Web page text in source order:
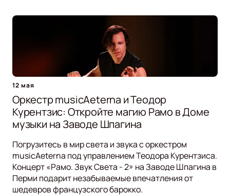
12 мая
Оркестр musicAeterna и Теодор
Курентзис: Откройте магию Рамо в Доме
музыки на Заводе Шпагина
Погрузитесь в мир света и звука с оркестром
musicAeterna под управлением Теодора Курентзиса.
Концерт «Рамо. Звук Света - 2» на Заводе Шпагина в
Перми подарит незабываемые впечатления от
шедевров французского барокко.